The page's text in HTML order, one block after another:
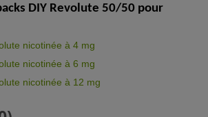
DIY Revolute 50/50 pour
nicotinée à 4 mg
nicotinée à 6 mg
nicotinée à 12 mg